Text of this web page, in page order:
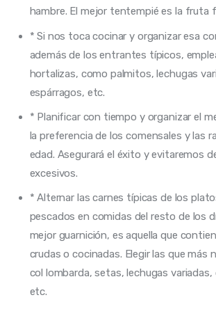
hambre. El mejor tentempié es la fruta
* Si nos toca cocinar y organizar esa
además de los entrantes típicos,
hortalizas, como palmitos, lechugas
espárragos, etc.
* Planificar con tiempo y organizar el
la preferencia de los comensales y las
edad. Asegurará el éxito y evitaremos
excesivos.
* Alternar las carnes típicas de los
pescados en comidas del resto de los
mejor guarnición, es aquella que
crudas o cocinadas. Elegir las que más
col lombarda, setas, lechugas variadas,
etc.